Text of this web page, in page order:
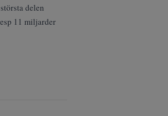
delen
11 miljarder